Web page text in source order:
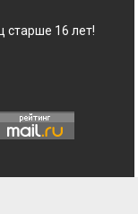
старше 16 лет!